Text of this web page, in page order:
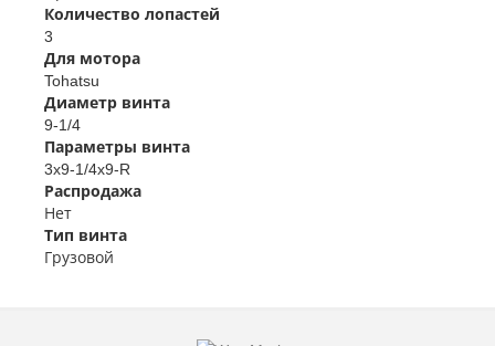
Количество лопастей
3
Для мотора
Tohatsu
Диаметр винта
9-1/4
Параметры винта
3x9-1/4x9-R
Распродажа
Нет
Тип винта
Грузовой